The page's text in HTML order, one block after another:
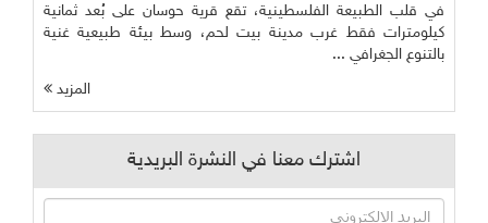
في قلب الطبيعة الفلسطينية، تقع قرية حوسان على بُعد ثمانية
كيلومترات فقط غرب مدينة بيت لحم، وسط بيئة طبيعية غنية
بالتنوع الجغرافي ...
المزيد
اشترك معنا في النشرة البريدية